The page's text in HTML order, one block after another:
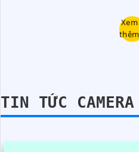
Xem
thêm
TIN TỨC